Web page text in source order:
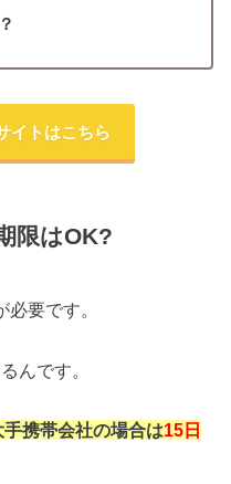
イトはこちら
限はOK?
要です。
んです。
手携帯会社の場合は15日